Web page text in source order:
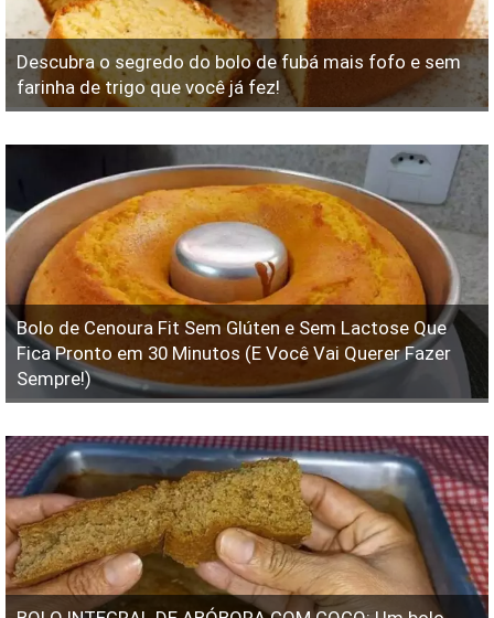
Descubra o segredo do bolo de fubá mais fofo e sem
farinha de trigo que você já fez!
Bolo de Cenoura Fit Sem Glúten e Sem Lactose Que
Fica Pronto em 30 Minutos (E Você Vai Querer Fazer
Sempre!)